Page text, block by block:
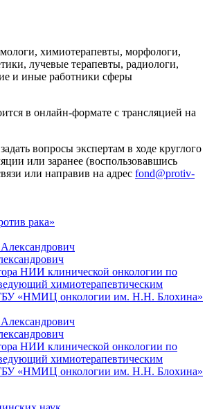
химиотерапевты, морфологи,
лучевые терапевты, радиологи,
и иные работники сферы
в онлайн-формате с трансляцией на
вопросы экспертам в ходе круглого
или заранее (воспользовавшись
или направив на адрес fond@protiv-
НИИ клинической онкологии по
химиотерапевтическим
«НМИЦ онкологии им. Н.Н. Блохина»
НИИ клинической онкологии по
химиотерапевтическим
«НМИЦ онкологии им. Н.Н. Блохина»